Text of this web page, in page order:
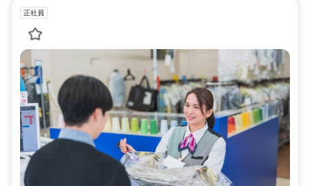
正社員